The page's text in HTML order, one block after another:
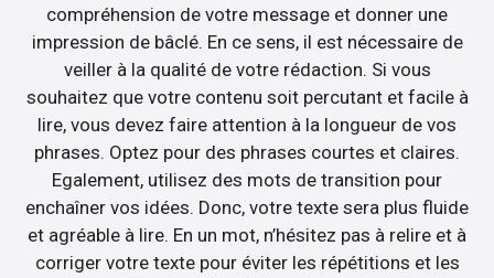
compréhension de votre message et donner une
impression de bâclé. En ce sens, il est nécessaire de
veiller à la qualité de votre rédaction. Si vous
souhaitez que votre contenu soit percutant et facile à
lire, vous devez faire attention à la longueur de vos
phrases. Optez pour des phrases courtes et claires.
Egalement, utilisez des mots de transition pour
enchaîner vos idées. Donc, votre texte sera plus fluide
et agréable à lire. En un mot, n’hésitez pas à relire et à
corriger votre texte pour éviter les répétitions et les